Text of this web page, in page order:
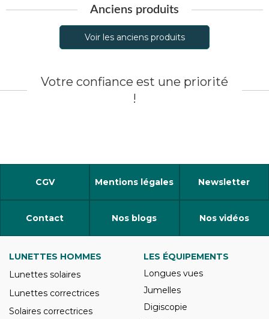
Anciens produits
Voir les anciens produits
Votre confiance est une priorité
!
CGV Mentions légales Newsletter
Contact Nos blogs Nos vidéos
LUNETTES HOMMES
Lunettes solaires
Lunettes correctrices
Solaires correctrices
LES ÉQUIPEMENTS
Longues vues
Jumelles
Digiscopie